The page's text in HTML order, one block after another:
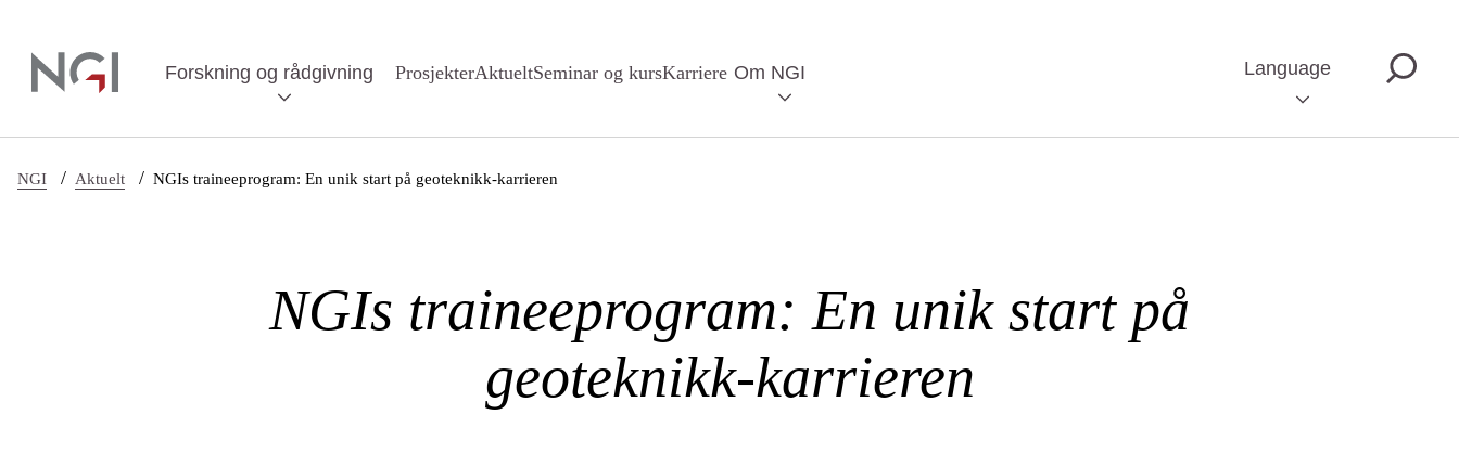
Forskning og rådgivning ProsjekterAktueltSeminar og kursKarriere Om NGI Language
NGI / Aktuelt / NGIs traineeprogram: En unik start på geoteknikk-karrieren
NGIs traineeprogram: En unik start på
geoteknikk-karrieren